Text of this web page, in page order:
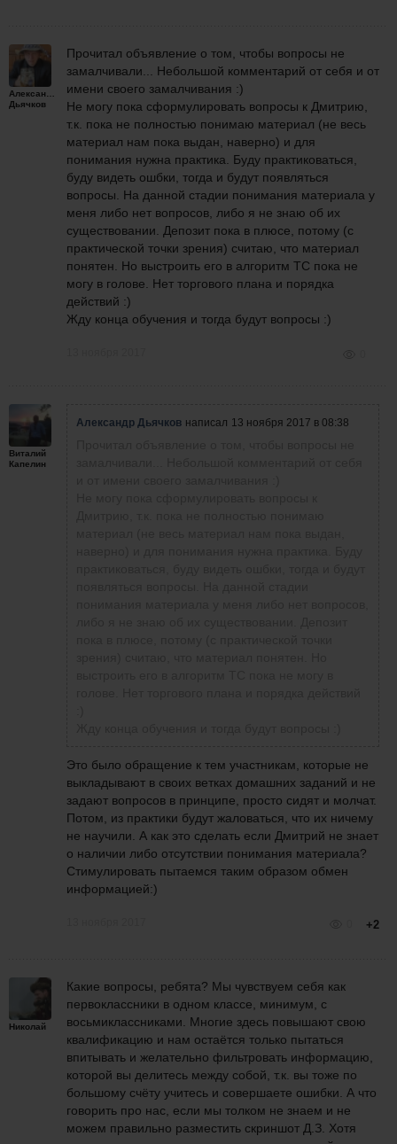
Александр
Дьячков
Прочитал объявление о том, чтобы вопросы не
замалчивали... Небольшой комментарий от себя и от
имени своего замалчивания :)
Не могу пока сформулировать вопросы к Дмитрию,
т.к. пока не полностью понимаю материал (не весь
материал нам пока выдан, наверно) и для
понимания нужна практика. Буду практиковаться,
буду видеть ошбки, тогда и будут появляться
вопросы. На данной стадии понимания материала у
меня либо нет вопросов, либо я не знаю об их
существовании. Депозит пока в плюсе, потому (с
практической точки зрения) считаю, что материал
понятен. Но выстроить его в алгоритм ТС пока не
могу в голове. Нет торгового плана и порядка
действий :)
Жду конца обучения и тогда будут вопросы :)
Виталий
Капелин
Александр Дьячков написал 13 ноября 2017 в 08:38
Это было обращение к тем участникам, которые не
выкладывают в своих ветках домашних заданий и не
задают вопросов в принципе, просто сидят и молчат.
Потом, из практики будут жаловаться, что их ничему
не научили. А как это сделать если Дмитрий не знает
о наличии либо отсутствии понимания материала?
Стимулировать пытаемся таким образом обмен
информацией:)
+2
Николай
Какие вопросы, ребята? Мы чувствуем себя как
первоклассники в одном классе, минимум, с
восьмиклассниками. Многие здесь повышают свою
квалификацию и нам остаётся только пытаться
впитывать и желательно фильтровать информацию,
которой вы делитесь между собой, т.к. вы тоже по
большому счёту учитесь и совершаете ошибки. А что
говорить про нас, если мы толком не знаем и не
можем правильно разместить скриншот Д.З. Хотя